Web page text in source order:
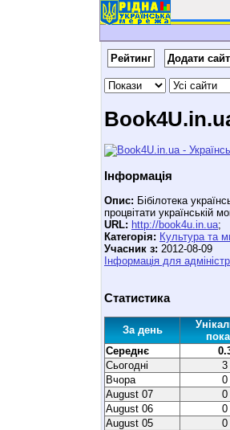
Рейтинг Додати сайт
Інформація
Опис: Бібілотека
процвітати українській
URL: http://book4u.in.ua;
Категорія: Культура та
Учасник з: 2012-08-09
Інформація для
Статистика
За день
Середнє
Сьогодні
3
Вчора
0
August 07
0
August 06
0
August 05
0